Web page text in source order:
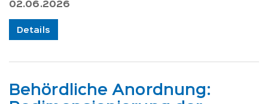
02.06.2026
Details
Behördliche Anordnung: